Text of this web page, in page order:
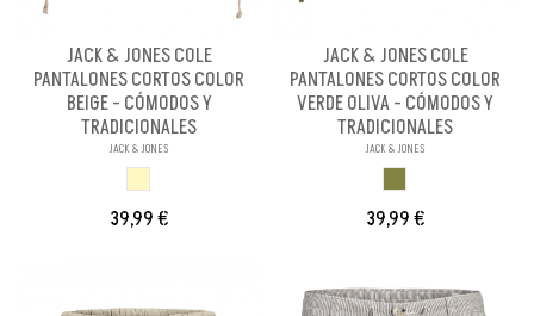
JACK & JONES COLE
PANTALONES CORTOS COLOR
BEIGE - CÓMODOS Y
TRADICIONALES
JACK & JONES
39,99 €
JACK & JONES COLE
PANTALONES CORTOS COLOR
VERDE OLIVA - CÓMODOS Y
TRADICIONALES
JACK & JONES
39,99 €